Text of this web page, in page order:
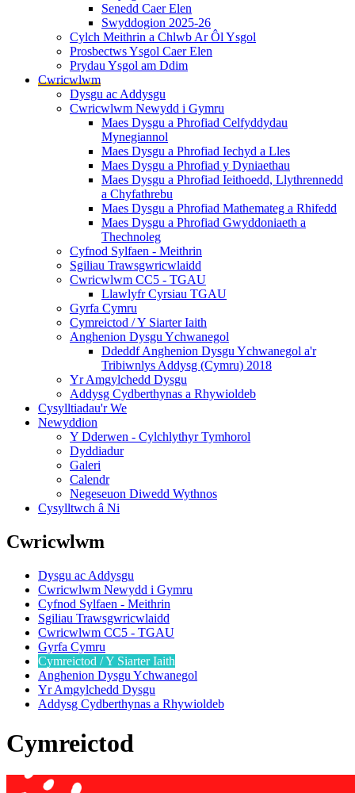
Senedd Caer Elen
Swyddogion 2025-26
Cylch Meithrin a Chlwb Ar Ôl Ysgol
Prosbectws Ysgol Caer Elen
Prydau Ysgol am Ddim
Cwricwlwm
Dysgu ac Addysgu
Cwricwlwm Newydd i Gymru
Maes Dysgu a Phrofiad Celfyddydau
Mynegiannol
Maes Dysgu a Phrofiad Iechyd a Lles
Maes Dysgu a Phrofiad y Dyniaethau
Maes Dysgu a Phrofiad Ieithoedd, Llythrennedd
a Chyfathrebu
Maes Dysgu a Phrofiad Mathemateg a Rhifedd
Maes Dysgu a Phrofiad Gwyddoniaeth a
Thechnoleg
Cyfnod Sylfaen - Meithrin
Sgiliau Trawsgwricwlaidd
Cwricwlwm CC5 - TGAU
Llawlyfr Cyrsiau TGAU
Gyrfa Cymru
Cymreictod / Y Siarter Iaith
Anghenion Dysgu Ychwanegol
Ddeddf Anghenion Dysgu Ychwanegol a'r
Tribiwnlys Addysg (Cymru) 2018
Yr Amgylchedd Dysgu
Addysg Cydberthynas a Rhywioldeb
Cysylltiadau'r We
Newyddion
Y Dderwen - Cylchlythyr Tymhorol
Dyddiadur
Galeri
Calendr
Negeseuon Diwedd Wythnos
Cysylltwch â Ni
Cwricwlwm
Dysgu ac Addysgu
Cwricwlwm Newydd i Gymru
Cyfnod Sylfaen - Meithrin
Sgiliau Trawsgwricwlaidd
Cwricwlwm CC5 - TGAU
Gyrfa Cymru
Cymreictod / Y Siarter Iaith
Anghenion Dysgu Ychwanegol
Yr Amgylchedd Dysgu
Addysg Cydberthynas a Rhywioldeb
Cymreictod